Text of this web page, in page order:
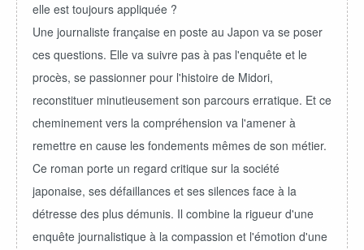
elle est toujours appliquée ?
Une journaliste française en poste au Japon va se poser
ces questions. Elle va suivre pas à pas l'enquête et le
procès, se passionner pour l'histoire de Midori,
reconstituer minutieusement son parcours erratique. Et ce
cheminement vers la compréhension va l'amener à
remettre en cause les fondements mêmes de son métier.
Ce roman porte un regard critique sur la société
japonaise, ses défaillances et ses silences face à la
détresse des plus démunis. Il combine la rigueur d'une
enquête journalistique à la compassion et l'émotion d'une